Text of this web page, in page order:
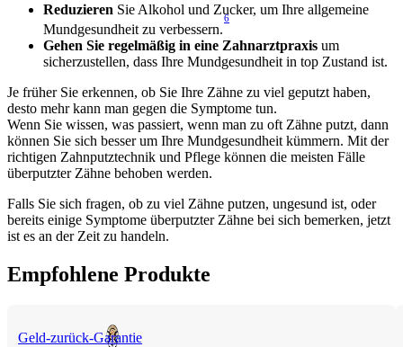
Reduzieren Sie Alkohol und Zucker, um Ihre allgemeine
Mundgesundheit zu verbessern.
6
Gehen Sie regelmäßig in eine Zahnarztpraxis um
sicherzustellen, dass Ihre Mundgesundheit in top Zustand ist.
Je früher Sie erkennen, ob Sie Ihre Zähne zu viel geputzt haben,
desto mehr kann man gegen die Symptome tun.
Wenn Sie wissen, was passiert, wenn man zu oft Zähne putzt, dann
können Sie sich besser um Ihre Mundgesundheit kümmern. Mit der
richtigen Zahnputztechnik und Pflege können die meisten Fälle
überputzter Zähne behoben werden.
Falls Sie sich fragen, ob zu viel Zähne putzen, ungesund ist, oder
bereits einige Symptome überputzter Zähne bei sich bemerken, jetzt
ist es an der Zeit zu handeln.
Empfohlene Produkte
Geld-zurück-Garantie